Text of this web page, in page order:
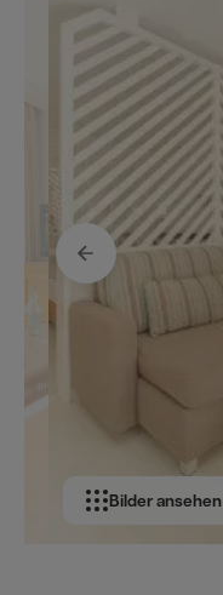
Bilder ansehen